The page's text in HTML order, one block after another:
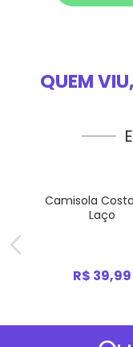
QUEM
Camisola
Laço
R$ 39,99